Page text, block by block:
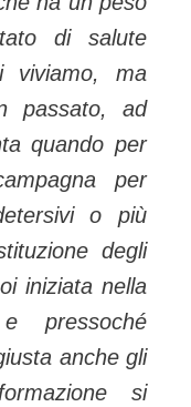
di salute
viviamo, ma
passato, ad
quando per
per
o più
degli
iniziata nella
pressoché
anche gli
si